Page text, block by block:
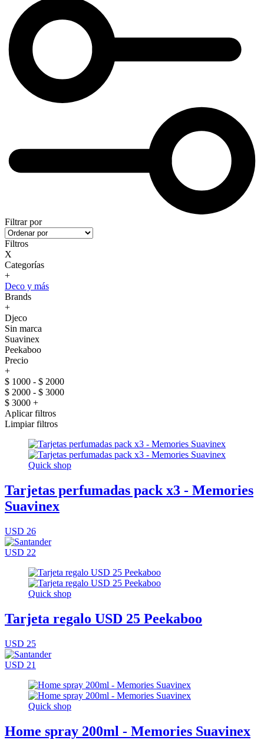
Filtrar por
Filtros
X
Categorías
+
Deco y más
Brands
+
Djeco
Sin marca
Suavinex
Peekaboo
Precio
+
$ 1000 - $ 2000
$ 2000 - $ 3000
$ 3000 +
Aplicar filtros
Limpiar filtros
Quick shop
Tarjetas perfumadas pack x3 - Memories
Suavinex
USD 26
USD 22
Quick shop
Tarjeta regalo USD 25 Peekaboo
USD 25
USD 21
Quick shop
Home spray 200ml - Memories Suavinex